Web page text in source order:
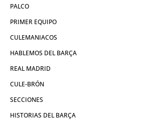
PALCO
PRIMER EQUIPO
CULEMANIACOS
HABLEMOS DEL BARÇA
REAL MADRID
CULE-BRÓN
SECCIONES
HISTORIAS DEL BARÇA